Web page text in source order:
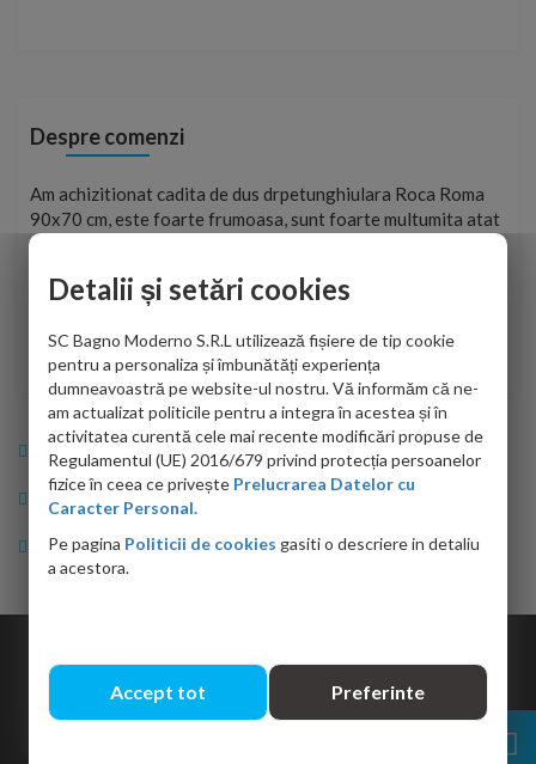
Despre comenzi
Am achizitionat cadita de dus drpetunghiulara Roca Roma
90x70 cm, este foarte frumoasa, sunt foarte multumita atat
de personalul firmei dvs. cu care am colaborat in obtinerea
adus coletul in siguranta.Numai bine, va doresc!
Sofrone Viviana -28.07.2026
Info Bagno
Cumparaturi
Suport clienti
Detalii și setări cookies
SC Bagno Moderno S.R.L utilizează fișiere de tip cookie
pentru a personaliza și îmbunătăți experiența
dumneavoastră pe website-ul nostru. Vă informăm că ne-
am actualizat politicile pentru a integra în acestea și în
activitatea curentă cele mai recente modificări propuse de
Regulamentul (UE) 2016/679 privind protecția persoanelor
fizice în ceea ce privește Prelucrarea Datelor cu
Caracter Personal.
Pe pagina Politicii de cookies gasiti o descriere in detaliu
a acestora.
Accept tot Preferinte